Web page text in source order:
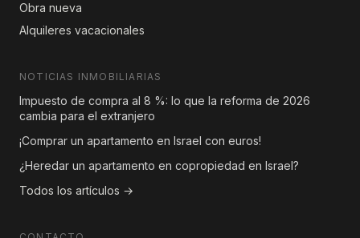
Obra nueva
Alquileres vacacionales
NOTICIAS INMOBILIARIAS
Impuesto de compra al 8 %: lo que la reforma de 2026
cambia para el extranjero
¡Comprar un apartamento en Israel con euros!
¿Heredar un apartamento en copropiedad en Israel?
Todos los artículos →